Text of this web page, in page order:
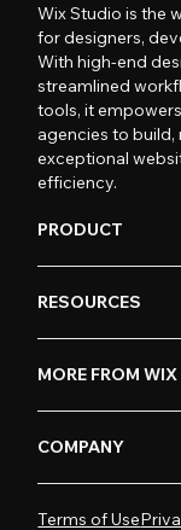
Wix Studio is the
for designers,
With high-end
streamlined
tools, it
agencies to build,
exceptional
efficiency.
PRODUCT
RESOURCES
MORE FROM WIX
COMPANY
Terms of Use